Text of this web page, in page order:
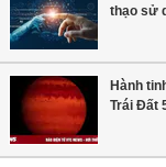
thạo sử
Hành
Trái Đất